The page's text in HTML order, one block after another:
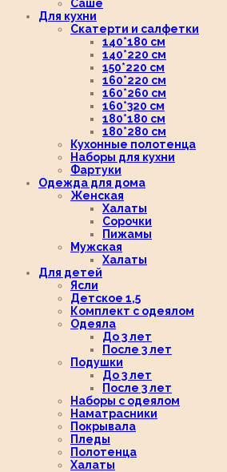
Саше
Для кухни
Скатерти и салфетки
140*180 см
140*220 см
150*220 см
160*220 см
160*260 см
160*320 см
180*180 см
180*280 см
Кухонные полотенца
Наборы для кухни
Фартуки
Одежда для дома
Женская
Халаты
Сорочки
Пижамы
Мужская
Халаты
Для детей
Ясли
Детское 1,5
Комплект с одеялом
Одеяла
До 3 лет
После 3 лет
Подушки
До 3 лет
После 3 лет
Наборы с одеялом
Наматрасники
Покрывала
Пледы
Полотенца
Халаты